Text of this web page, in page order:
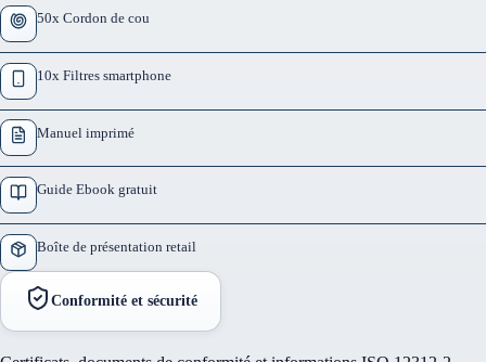
50x Cordon de cou
10x Filtres smartphone
Manuel imprimé
Guide Ebook gratuit
Boîte de présentation retail
Conformité et sécurité